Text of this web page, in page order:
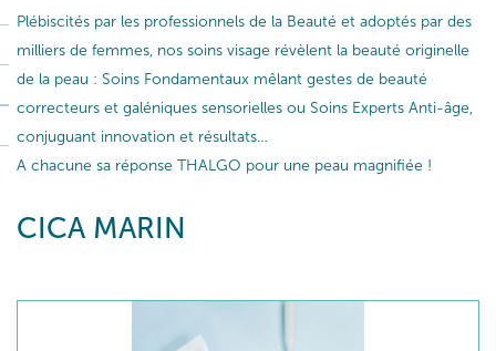
Plébiscités par les professionnels de la Beauté et adoptés par des
milliers de femmes, nos soins visage révèlent la beauté originelle
de la peau : Soins Fondamentaux mêlant gestes de beauté
correcteurs et galéniques sensorielles ou Soins Experts Anti-âge,
conjuguant innovation et résultats…
A chacune sa réponse THALGO pour une peau magnifiée !
CICA MARIN